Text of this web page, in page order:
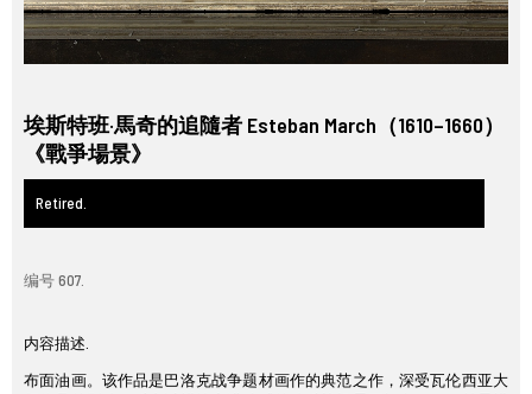
埃斯特班·馬奇的追隨者 Esteban March（1610–1660）
《戰爭場景》
Retired.
编号 607.
内容描述.
布面油画。该作品是巴洛克战争题材画作的典范之作，深受瓦伦西亚大